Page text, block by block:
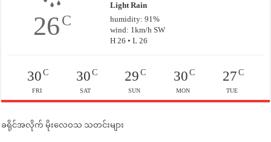
26C
Light Rain
humidity: 91%
wind: 1km/h SW
H 26 • L 26
30C
FRI
30C
SAT
29 C
SUN
30C
MON
27C
TUE
ခရိုင်အလိုက် မိုးလေဝသ သတင်းများ